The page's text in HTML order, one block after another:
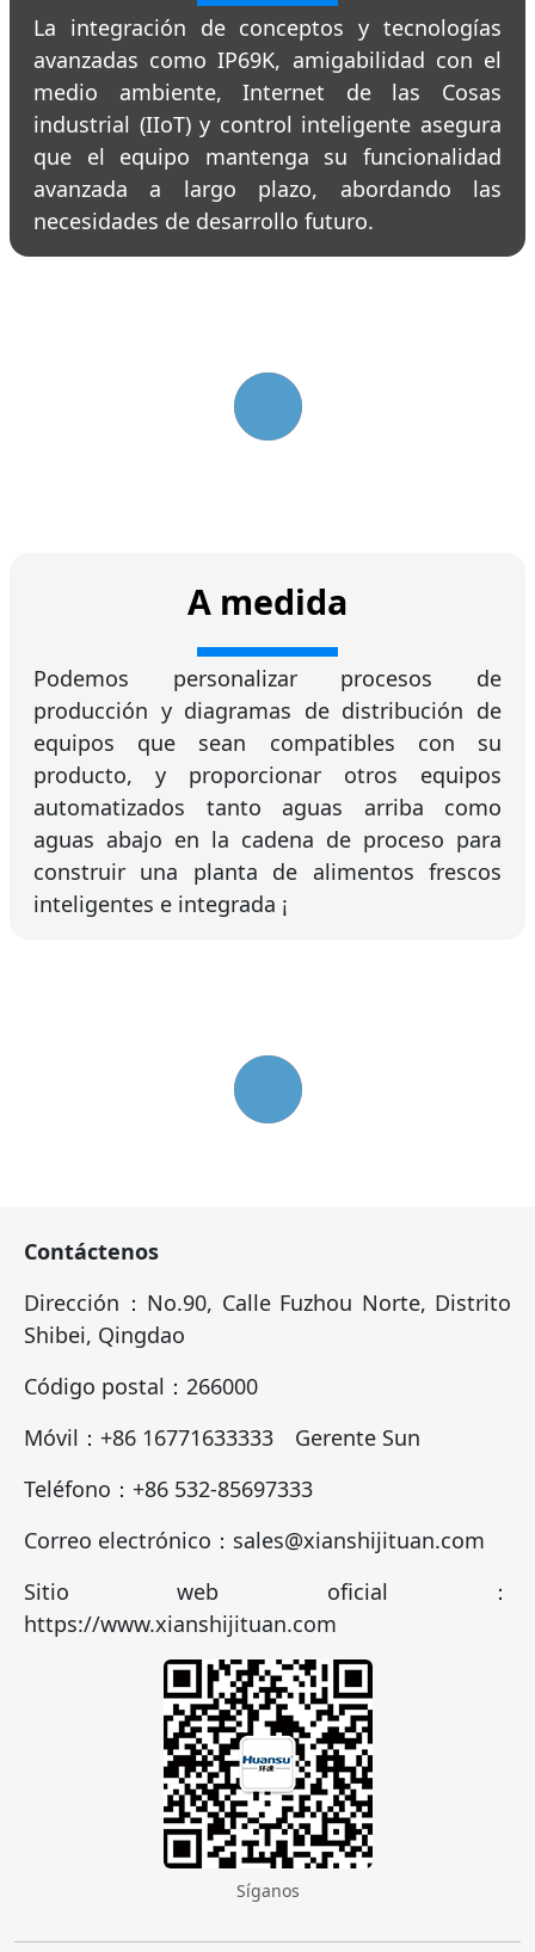
La integración de conceptos y tecnologías
avanzadas como IP69K, amigabilidad con el
medio ambiente, Internet de las Cosas
industrial (IIoT) y control inteligente asegura
que el equipo mantenga su funcionalidad
avanzada a largo plazo, abordando las
necesidades de desarrollo futuro.
A medida
Podemos personalizar procesos de
producción y diagramas de distribución de
equipos que sean compatibles con su
producto, y proporcionar otros equipos
automatizados tanto aguas arriba como
aguas abajo en la cadena de proceso para
construir una planta de alimentos frescos
inteligentes e integrada ¡
Contáctenos
Dirección：No.90, Calle Fuzhou Norte, Distrito
Shibei, Qingdao
Código postal：266000
Móvil：+86 16771633333 Gerente Sun
Teléfono：+86 532-85697333
Correo electrónico：sales@xianshijituan.com
Sitio web oficial：
https://www.xianshijituan.com
Síganos